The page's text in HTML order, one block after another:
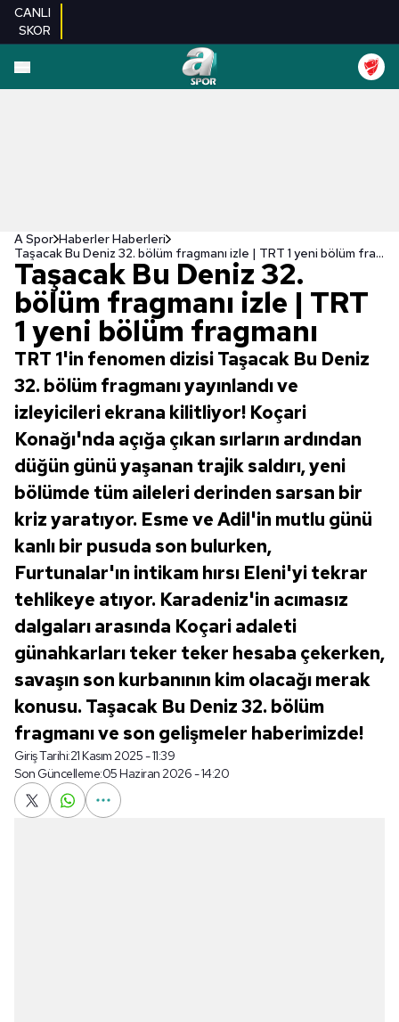
CANLI
SKOR
A Spor Haberler Haberleri
Taşacak Bu Deniz 32. bölüm fragmanı izle | TRT 1 yeni bölüm fragmanı
Taşacak Bu Deniz 32.
bölüm fragmanı izle | TRT
1 yeni bölüm fragmanı
TRT 1'in fenomen dizisi Taşacak Bu Deniz
32. bölüm fragmanı yayınlandı ve
izleyicileri ekrana kilitliyor! Koçari
Konağı'nda açığa çıkan sırların ardından
düğün günü yaşanan trajik saldırı, yeni
bölümde tüm aileleri derinden sarsan bir
kriz yaratıyor. Esme ve Adil'in mutlu günü
kanlı bir pusuda son bulurken,
Furtunalar'ın intikam hırsı Eleni'yi tekrar
tehlikeye atıyor. Karadeniz'in acımasız
dalgaları arasında Koçari adaleti
günahkarları teker teker hesaba çekerken,
savaşın son kurbanının kim olacağı merak
konusu. Taşacak Bu Deniz 32. bölüm
fragmanı ve son gelişmeler haberimizde!
Giriş Tarihi:21 Kasım 2025 - 11:39
Son Güncelleme:05 Haziran 2026 - 14:20